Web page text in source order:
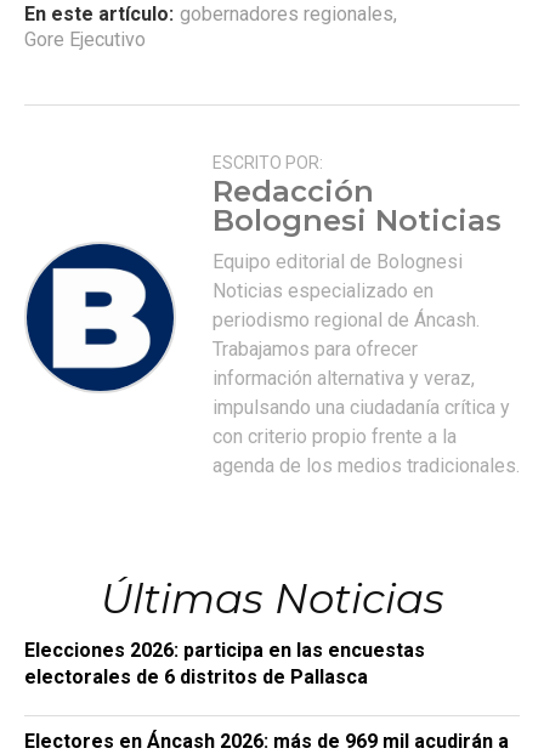
En este artículo: gobernadores regionales,
Gore Ejecutivo
ESCRITO POR:
Redacción
Bolognesi Noticias
Equipo editorial de Bolognesi
Noticias especializado en
periodismo regional de Áncash.
Trabajamos para ofrecer
información alternativa y veraz,
impulsando una ciudadanía crítica y
con criterio propio frente a la
agenda de los medios tradicionales.
Últimas Noticias
Elecciones 2026: participa en las encuestas
electorales de 6 distritos de Pallasca
Electores en Áncash 2026: más de 969 mil acudirán a